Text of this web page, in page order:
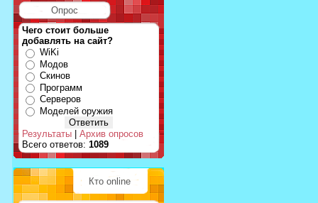
Опрос
Чего стоит больше
добавлять на сайт?
WiKi
Модов
Скинов
Программ
Серверов
Моделей оружия
Результаты
Архив опросов
Всего ответов: 1089
Кто online